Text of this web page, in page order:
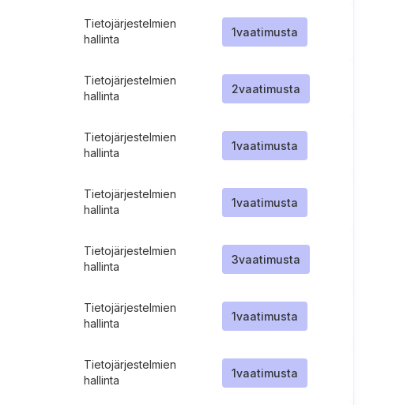
Tietojärjestelmien
hallinta
1vaatimusta
Tietojärjestelmien
hallinta
2vaatimusta
Tietojärjestelmien
hallinta
1vaatimusta
Tietojärjestelmien
hallinta
1vaatimusta
Tietojärjestelmien
hallinta
3vaatimusta
Tietojärjestelmien
hallinta
1vaatimusta
Tietojärjestelmien
hallinta
1vaatimusta